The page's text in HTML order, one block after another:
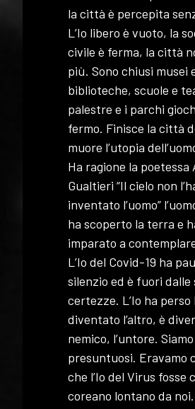
la città è percepita
L’Io libero è vuoto, la
civile è ferma, la città
più. Sono chiusi musei
biblioteche, scuole e
palestre e i parchi
fermo. Finisce la città
muore l’utopia
Ha ragione la poetessa
Gualtieri “Il cielo non
inventato l’uomo”
ha scoperto la terra e
imparato a
L’Io del Covid-19 ha
silenzio ed è fuori dalle
certezze. L’Io ha perso
diventato l’altro, è
nemico, l’untore.
presuntuosi. Eravamo
che l’Io del Virus fosse
coreano lontano da